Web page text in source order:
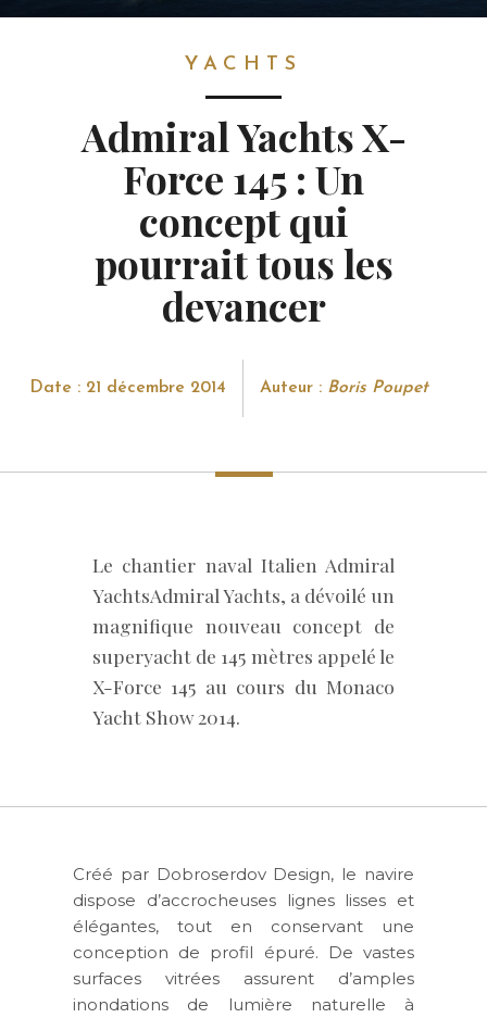
YACHTS
Admiral Yachts X-
Force 145 : Un
concept qui
pourrait tous les
devancer
Date : 21 décembre 2014 Auteur : Boris Poupet
Le chantier naval Italien Admiral
YachtsAdmiral Yachts, a dévoilé un
magnifique nouveau concept de
superyacht de 145 mètres appelé le
X-Force 145 au cours du Monaco
Yacht Show 2014.
Créé par Dobroserdov Design, le navire
dispose d’accrocheuses lignes lisses et
élégantes, tout en conservant une
conception de profil épuré. De vastes
surfaces vitrées assurent d’amples
inondations de lumière naturelle à